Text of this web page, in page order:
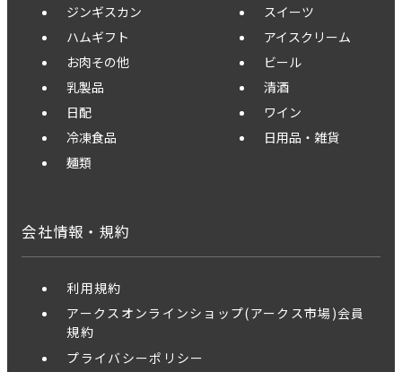
ジンギスカン
ハムギフト
お肉その他
乳製品
日配
冷凍食品
麺類
スイーツ
アイスクリーム
ビール
清酒
ワイン
日用品・雑貨
会社情報・規約
利用規約
アークスオンラインショップ(アークス市場)会員
規約
プライバシーポリシー